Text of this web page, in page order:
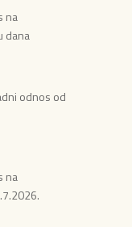
na
dana
odnos od
na